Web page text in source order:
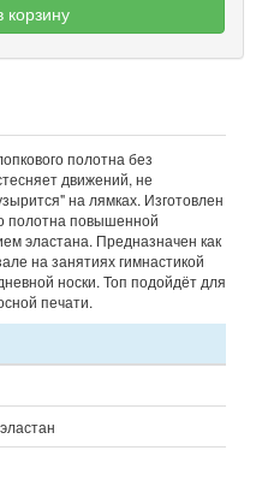
корзину
полотна без
движений, не
на лямках. Изготовлен
полотна повышенной
эластана. Предназначен как
на занятиях гимнастикой
носки. Топ подойдёт для
печати.